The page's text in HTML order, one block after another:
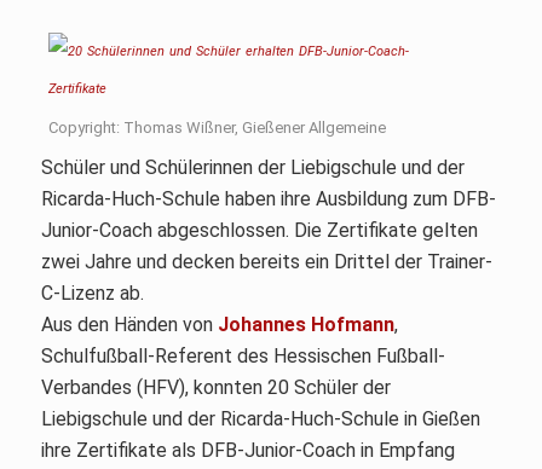
Copyright: Thomas Wißner, Gießener Allgemeine
Schüler und Schülerinnen der Liebigschule und der
Ricarda-Huch-Schule haben ihre Ausbildung zum DFB-
Junior-Coach abgeschlossen. Die Zertifikate gelten
zwei Jahre und decken bereits ein Drittel der Trainer-
C-Lizenz ab.
Aus den Händen von Johannes Hofmann,
Schulfußball-Referent des Hessischen Fußball-
Verbandes (HFV), konnten 20 Schüler der
Liebigschule und der Ricarda-Huch-Schule in Gießen
ihre Zertifikate als DFB-Junior-Coach in Empfang